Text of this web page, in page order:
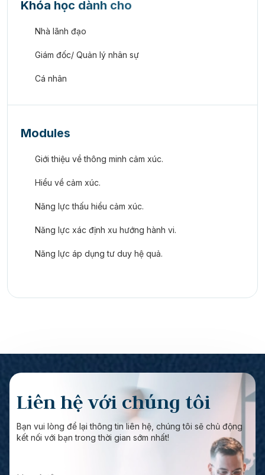
Khóa học dành cho
Nhà lãnh đạo
Giám đốc/ Quản lý nhân sự
Cá nhân
Modules
Giới thiệu về thông minh cảm xúc.
Hiểu về cảm xúc.
Năng lực thấu hiểu cảm xúc.
Năng lực xác định xu hướng hành vi.
Năng lực áp dụng tư duy hệ quả.
Liên hệ với chúng tôi
Bạn vui lòng để lại thông tin liên hệ, chúng tôi sẽ chủ động
kết nối với bạn trong thời gian sớm nhất!